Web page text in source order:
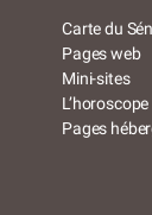
Carte du
Pages web
Mini-sites
L’horoscope
Pages